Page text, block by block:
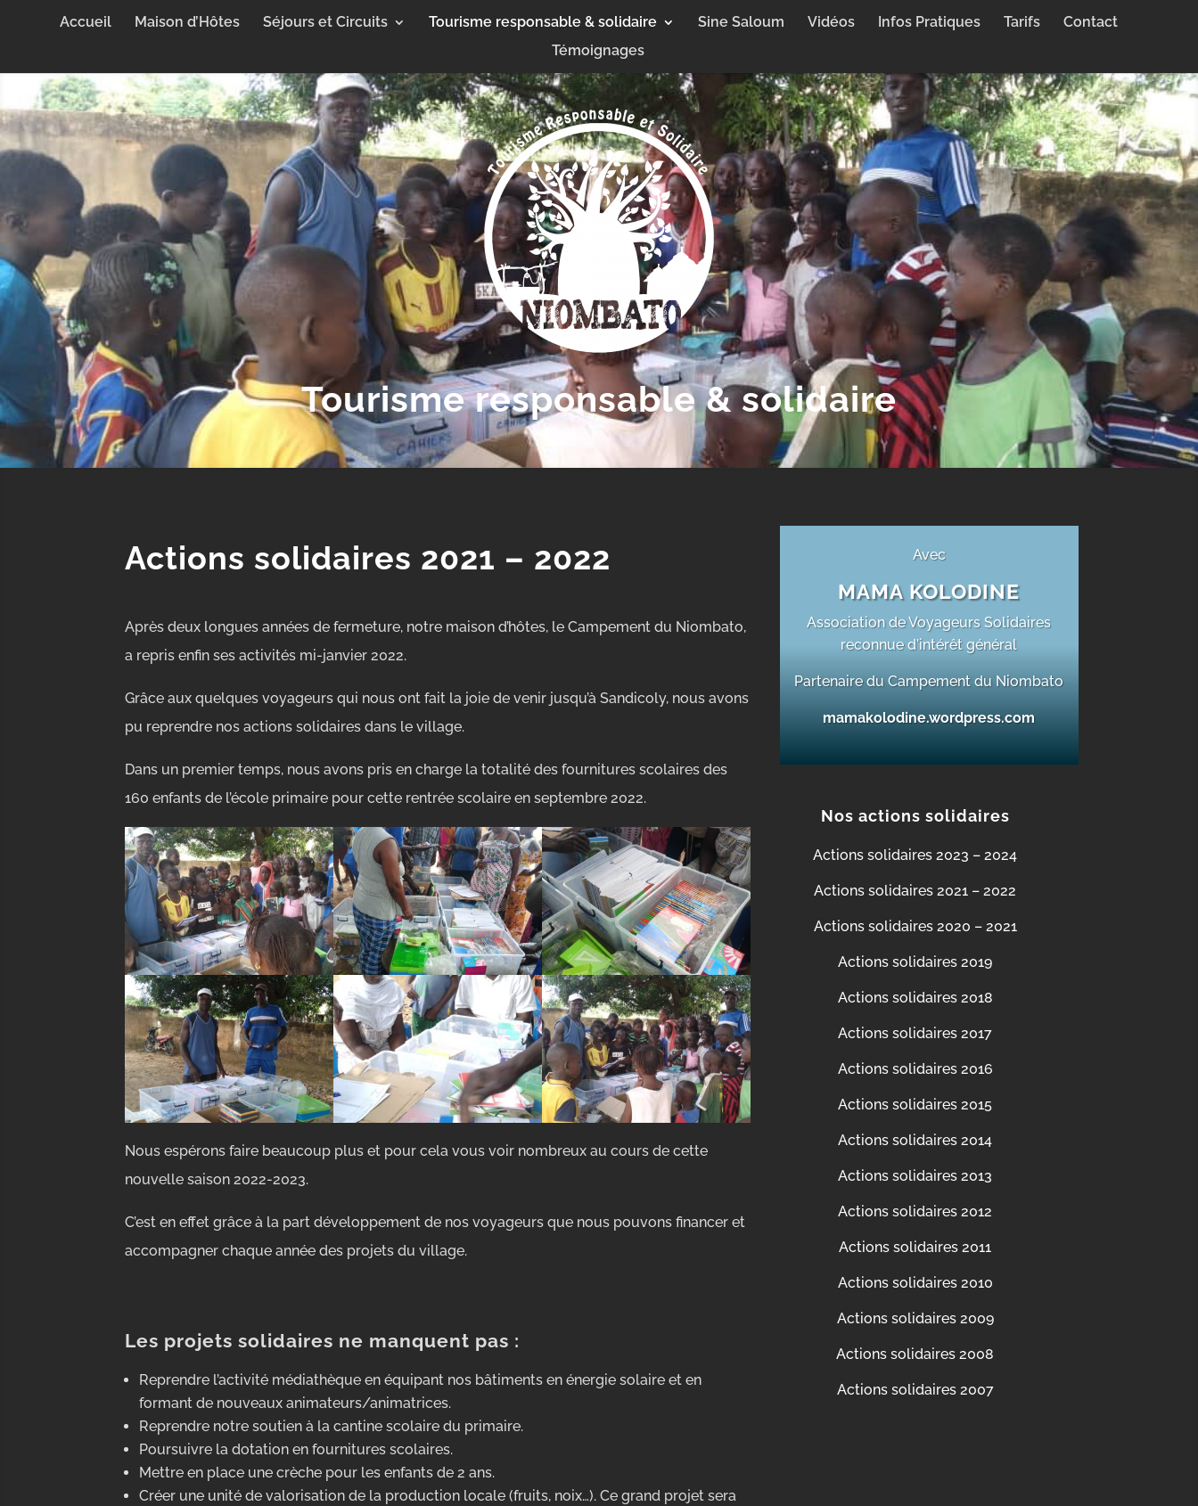
Accueil Maison d’Hôtes Séjours et Circuits Tourisme responsable & solidaire Sine Saloum Vidéos Infos Pratiques Tarifs
Contact
Témoignages
Tourisme responsable & solidaire
Actions solidaires 2021 – 2022
Après deux longues années de fermeture, notre maison d’hôtes, le Campement du Niombato,
a repris enfin ses activités mi-janvier 2022.
Grâce aux quelques voyageurs qui nous ont fait la joie de venir jusqu’à Sandicoly, nous avons
pu reprendre nos actions solidaires dans le village.
Dans un premier temps, nous avons pris en charge la totalité des fournitures scolaires des
160 enfants de l’école primaire pour cette rentrée scolaire en septembre 2022.
Nous espérons faire beaucoup plus et pour cela vous voir nombreux au cours de cette
nouvelle saison 2022-2023.
C’est en effet grâce à la part développement de nos voyageurs que nous pouvons financer et
accompagner chaque année des projets du village.
Les projets solidaires ne manquent pas :
Reprendre l’activité médiathèque en équipant nos bâtiments en énergie solaire et en
formant de nouveaux animateurs/animatrices.
Reprendre notre soutien à la cantine scolaire du primaire.
Poursuivre la dotation en fournitures scolaires.
Mettre en place une crèche pour les enfants de 2 ans.
Créer une unité de valorisation de la production locale (fruits, noix…). Ce grand projet sera
Avec
MAMA KOLODINE
Association de Voyageurs Solidaires
reconnue d'intérêt général
Partenaire du Campement du Niombato
mamakolodine.wordpress.com
Nos actions solidaires
Actions solidaires 2023 – 2024
Actions solidaires 2021 – 2022
Actions solidaires 2020 – 2021
Actions solidaires 2019
Actions solidaires 2018
Actions solidaires 2017
Actions solidaires 2016
Actions solidaires 2015
Actions solidaires 2014
Actions solidaires 2013
Actions solidaires 2012
Actions solidaires 2011
Actions solidaires 2010
Actions solidaires 2009
Actions solidaires 2008
Actions solidaires 2007